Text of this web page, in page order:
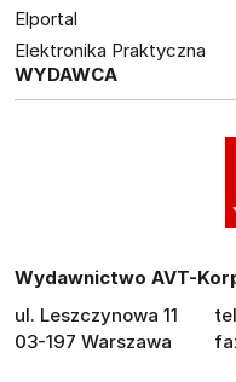
Elportal
Elektronika Praktyczna
WYDAWCA
Wydawnictwo AVT-
ul. Leszczynowa 11
03-197 Warszawa